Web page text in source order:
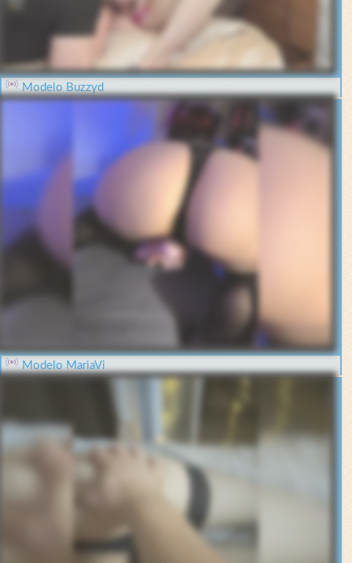
Modelo Buzzyd
Modelo MariaVi